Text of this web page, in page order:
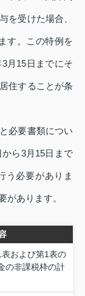
を受けた場合、
す。この特例を
月15日までにそ
住することが条
必要書類につい
ら3月15日まで
う必要がありま
があります。
および第1表の
の非課税枠の計